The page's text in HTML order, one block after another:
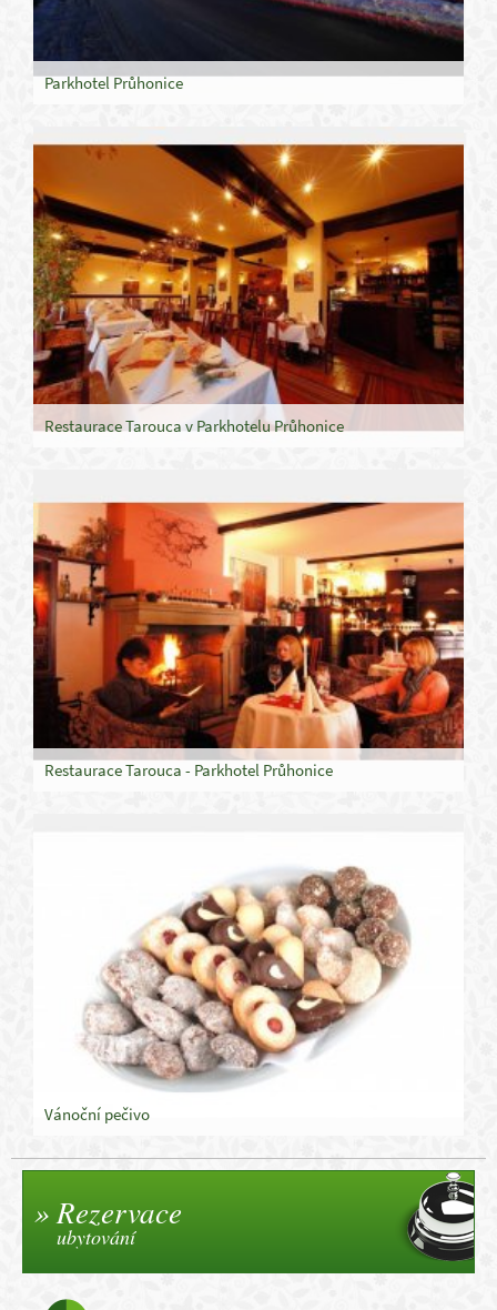
Parkhotel Průhonice
Restaurace Tarouca v Parkhotelu Průhonice
Restaurace Tarouca - Parkhotel Průhonice
Vánoční pečivo
Rezervace
ubytování